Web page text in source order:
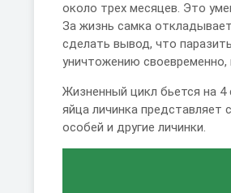
около трех месяцев. Это
За жизнь самка
сделать вывод, что
уничтожению
Жизненный цикл бьется на 4
яйца личинка
особей и другие личинки.